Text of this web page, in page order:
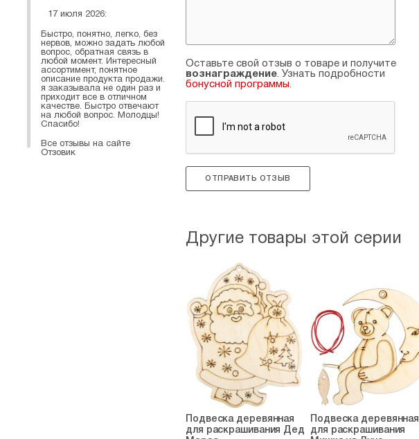
Оставьте свой отзыв о товаре и получите
вознаграждение. Узнать подробности
бонусной программы.
ОТПРАВИТЬ ОТЗЫВ
Другие товары этой серии
Подвеска деревянная
для раскрашивания Дед
Подвеска деревянная
для раскрашивания
17 июля 2026:
Быстро, понятно, легко, без
нервов, можно задать любой
вопрос, обратная связь в
любой момент. Интересный
ассортимент, понятное
описание продукта продажи.
я заказывала не один раз и
приходит все в отличном
качестве. Быстро отвечают
на любой вопрос. Молодцы!
Спасибо!
Все отзывы на сайте
Отзовик